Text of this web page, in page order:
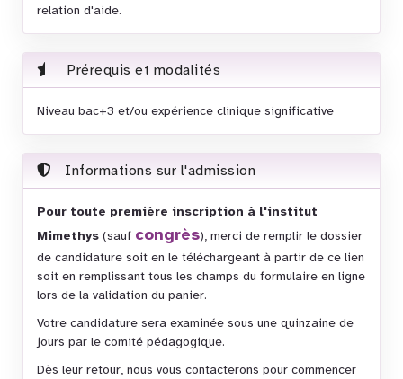
relation d'aide.
Prérequis et modalités
Niveau bac+3 et/ou expérience clinique significative
Informations sur l'admission
Pour toute première inscription à l'institut
Mimethys (sauf congrès), merci de remplir le dossier
de candidature soit en le téléchargeant à partir de ce lien
soit en remplissant tous les champs du formulaire en ligne
lors de la validation du panier.
Votre candidature sera examinée sous une quinzaine de
jours par le comité pédagogique.
Dès leur retour, nous vous contacterons pour commencer